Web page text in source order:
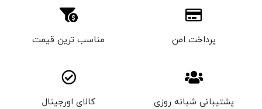
پرداخت امن مناسب ترین قیمت
پشتیبانی شبانه روزی کالای اورجینال